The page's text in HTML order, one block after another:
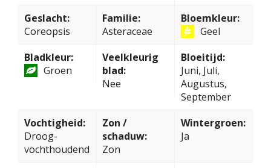
Geslacht:
Coreopsis
Familie:
Asteraceae
Bloemkleur:
Geel
Bladkleur:
Groen
Veelkleurig
blad:
Nee
Bloeitijd:
Juni, Juli,
Augustus,
September
Vochtigheid:
Droog-
vochthoudend
Zon /
schaduw:
Zon
Wintergroen:
Ja